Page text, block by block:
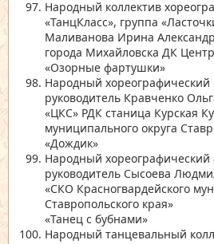
Народный коллектив
«ТанцКласс», группа
Маливанова Ирина
города Михайловска ДК
«Озорные фартушки»
Народный хореографический
руководитель Кравченко
«ЦКС» РДК станица Курская
муниципального округа
«Дождик»
Народный хореографический
руководитель Сысоева
«СКО Красногвардейского
Ставропольского края»
«Танец с бубнами»
Народный танцевальный